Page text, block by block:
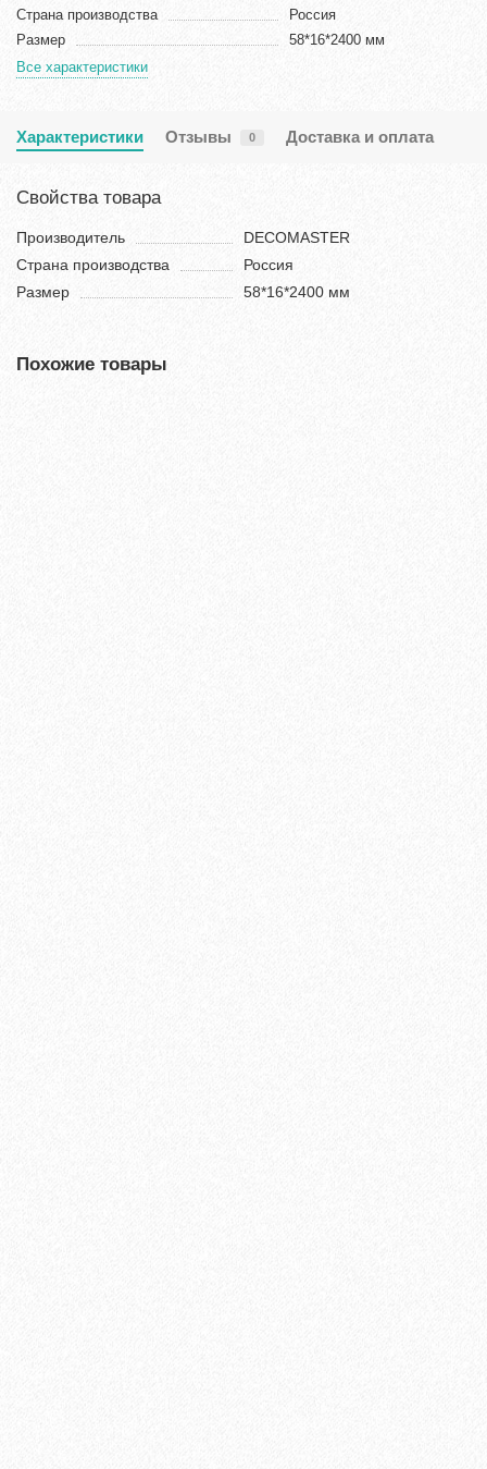
Страна производства
Россия
Размер
58*16*2400 мм
Все характеристики
Характеристики Отзывы 0 Доставка и оплата
Свойства товара
Производитель
DECOMASTER
Страна производства
Россия
Размер
58*16*2400 мм
Похожие товары